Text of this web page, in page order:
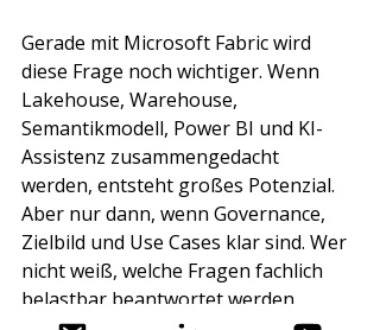
Gerade mit Microsoft Fabric wird
diese Frage noch wichtiger. Wenn
Lakehouse, Warehouse,
Semantikmodell, Power BI und KI-
Assistenz zusammengedacht
werden, entsteht großes Potenzial.
Aber nur dann, wenn Governance,
Zielbild und Use Cases klar sind. Wer
nicht weiß, welche Fragen fachlich
belastbar beantwortet werden